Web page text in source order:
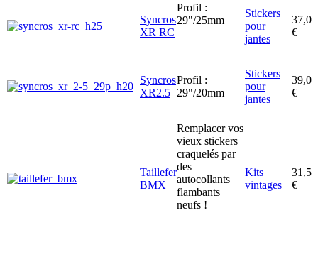
Syncros
XR RC
Profil :
29"/25mm
Stickers
pour
jantes
37,0
€
Syncros
XR2.5
Profil :
29"/20mm
Stickers
pour
jantes
39,0
€
Taillefer
BMX
Remplacer vos
vieux stickers
craquelés par
des
autocollants
flambants
neufs !
Kits
vintages
31,5
€